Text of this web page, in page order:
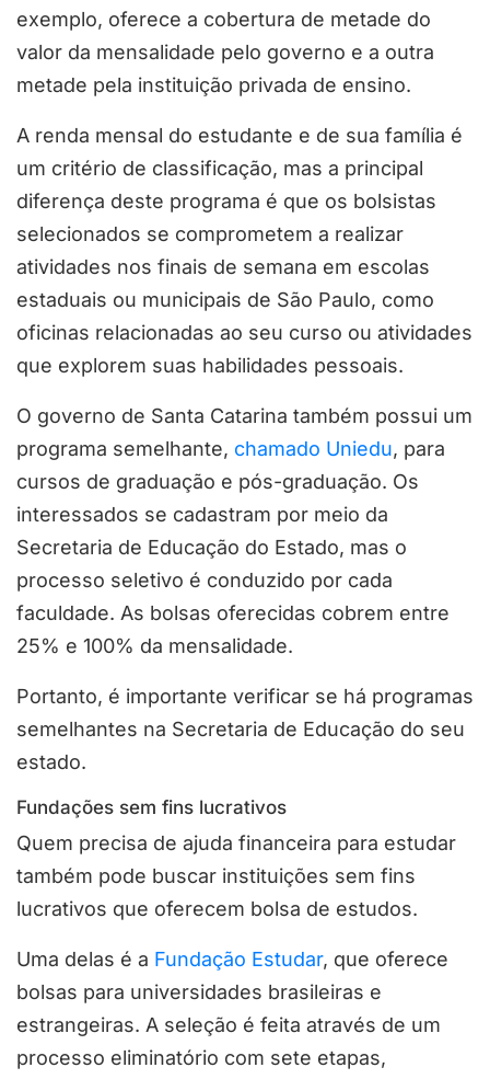
exemplo, oferece a cobertura de metade do
valor da mensalidade pelo governo e a outra
metade pela instituição privada de ensino.
A renda mensal do estudante e de sua família é
um critério de classificação, mas a principal
diferença deste programa é que os bolsistas
selecionados se comprometem a realizar
atividades nos finais de semana em escolas
estaduais ou municipais de São Paulo, como
oficinas relacionadas ao seu curso ou atividades
que explorem suas habilidades pessoais.
O governo de Santa Catarina também possui um
programa semelhante, chamado Uniedu, para
cursos de graduação e pós-graduação. Os
interessados se cadastram por meio da
Secretaria de Educação do Estado, mas o
processo seletivo é conduzido por cada
faculdade. As bolsas oferecidas cobrem entre
25% e 100% da mensalidade.
Portanto, é importante verificar se há programas
semelhantes na Secretaria de Educação do seu
estado.
Fundações sem fins lucrativos
Quem precisa de ajuda financeira para estudar
também pode buscar instituições sem fins
lucrativos que oferecem bolsa de estudos.
Uma delas é a Fundação Estudar, que oferece
bolsas para universidades brasileiras e
estrangeiras. A seleção é feita através de um
processo eliminatório com sete etapas,